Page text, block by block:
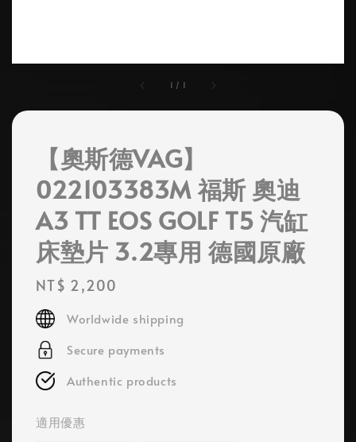
1 / 1
【奧斯德VAG】
022103383M 福斯 奧迪
A3 TT EOS GOLF T5 汽缸
床墊片 3.2專用 德國原廠
Regular
price
NT$ 2,200
Worldwide shipping
Secure payments
Authentic products
適用優惠